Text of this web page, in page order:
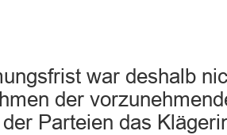
war deshalb
der
der Parteien das